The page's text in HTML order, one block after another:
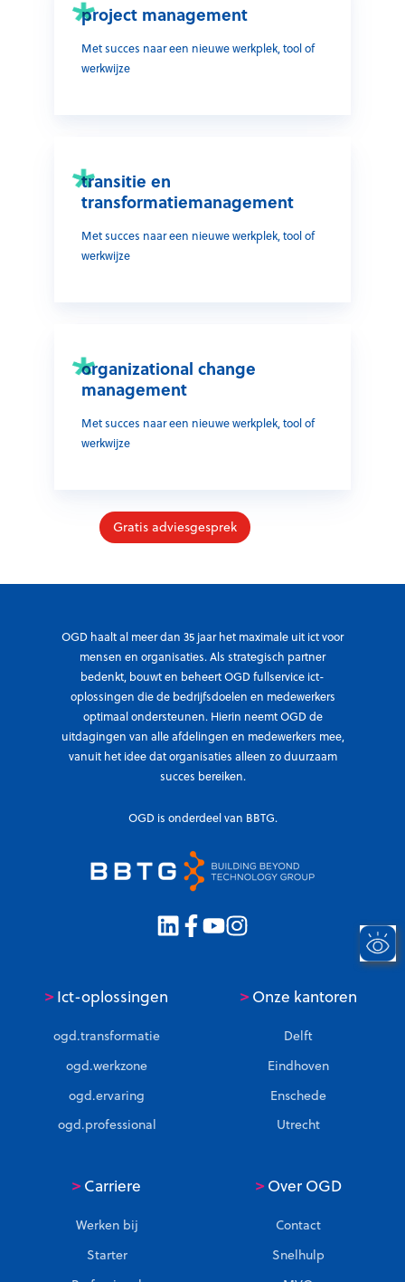
project management
Met succes naar een nieuwe werkplek, tool of
werkwijze
transitie en
transformatiemanagement
Met succes naar een nieuwe werkplek, tool of
werkwijze
organizational change
management
Met succes naar een nieuwe werkplek, tool of
werkwijze
Gratis adviesgesprek
OGD haalt al meer dan 35 jaar het maximale uit ict voor
mensen en organisaties. Als strategisch partner
bedenkt, bouwt en beheert OGD fullservice ict-
oplossingen die de bedrijfsdoelen en medewerkers
optimaal ondersteunen. Hierin neemt OGD de
uitdagingen van alle afdelingen en medewerkers mee,
vanuit het idee dat organisaties alleen zo duurzaam
succes bereiken.
OGD is onderdeel van BBTG.
>Ict-oplossingen
ogd.transformatie
ogd.werkzone
ogd.ervaring
ogd.professional
>Onze kantoren
Delft
Eindhoven
Enschede
Utrecht
>Carriere
Werken bij
Starter
>Over OGD
Contact
Snelhulp